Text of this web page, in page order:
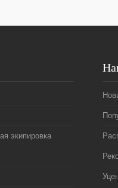
экипировка